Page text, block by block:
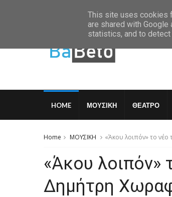
Friday, August 7 2026
HOME ΜΟΥΣΙΚΗ ΘΕΑΤΡΟ
Home ΜΟΥΣΙΚΗ «Άκου λοιπόν» το
«Άκου λοιπόν»
Δημήτρη
This site uses cookies
are shared with
statistics, and to